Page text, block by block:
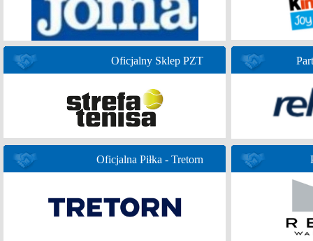
Oficjalny Sklep PZT
Oficjalna Piłka - Tretorn